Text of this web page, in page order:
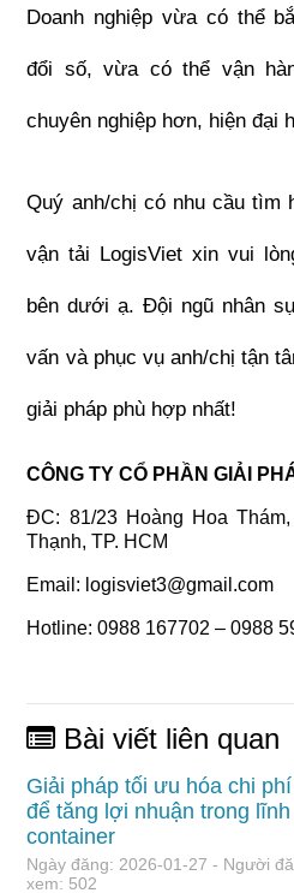
Doanh nghiệp vừa có thể
đổi số, vừa có thể vận
chuyên nghiệp hơn, hiện đại
Quý anh/chị có nhu cầu tìm
vận tải LogisViet xin vui
bên dưới ạ. Đội ngũ nhân
vấn và phục vụ anh/chị tận
giải pháp phù hợp nhất!
CÔNG TY CỔ PHẦN GIẢI
ĐC: 81/23 Hoàng Hoa
Thạnh, TP. HCM
Email: logisviet3@gmail.com
Hotline: 0988 167702 – 0988
Bài viết liên quan
Giải pháp tối ưu hóa chi
để tăng lợi nhuận trong
container
Ngày đăng: 2026-01-27 - Người
xem: 502